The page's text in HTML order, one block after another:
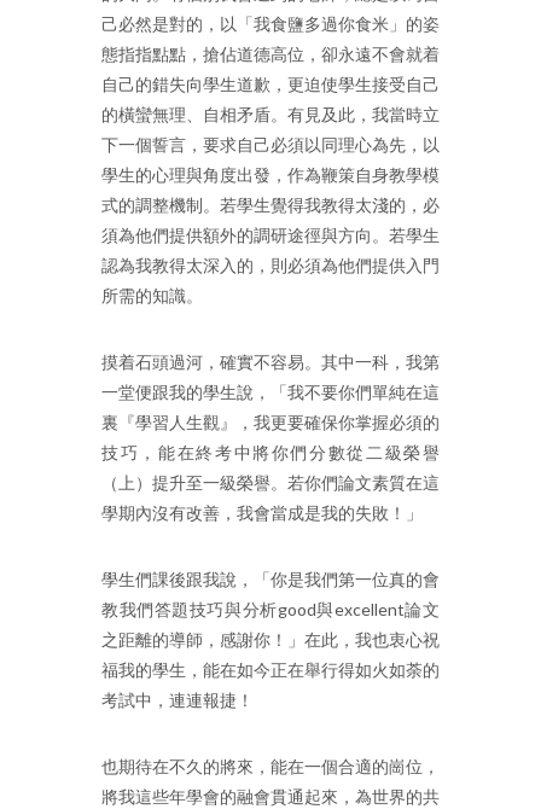
己必然是對的，以「我食鹽多過你食米」的姿
態指指點點，搶佔道德高位，卻永遠不會就着
自己的錯失向學生道歉，更迫使學生接受自己
的橫蠻無理、自相矛盾。有見及此，我當時立
下一個誓言，要求自己必須以同理心為先，以
學生的心理與角度出發，作為鞭策自身教學模
式的調整機制。若學生覺得我教得太淺的，必
須為他們提供額外的調研途徑與方向。若學生
認為我教得太深入的，則必須為他們提供入門
所需的知識。
摸着石頭過河，確實不容易。其中一科，我第
一堂便跟我的學生說，「我不要你們單純在這
裏『學習人生觀』，我更要確保你掌握必須的
技巧，能在終考中將你們分數從二級榮譽
（上）提升至一級榮譽。若你們論文素質在這
學期內沒有改善，我會當成是我的失敗！」
學生們課後跟我說，「你是我們第一位真的會
教我們答題技巧與分析good與excellent論文
之距離的導師，感謝你！」在此，我也衷心祝
福我的學生，能在如今正在舉行得如火如荼的
考試中，連連報捷！
也期待在不久的將來，能在一個合適的崗位，
將我這些年學會的融會貫通起來，為世界的共